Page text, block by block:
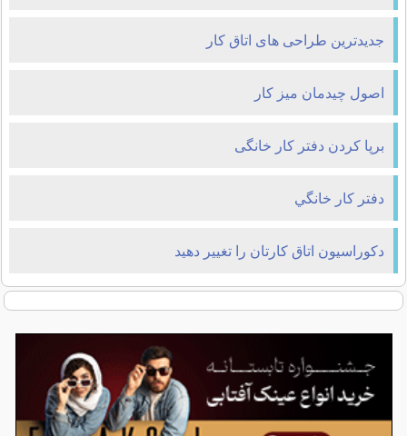
جدیدترین طراحی های اتاق کار
اصول چیدمان میز کار
برپا کردن دفتر کار خانگی
دفتر كار خانگي
دکوراسیون اتاق کارتان را تغییر دهید